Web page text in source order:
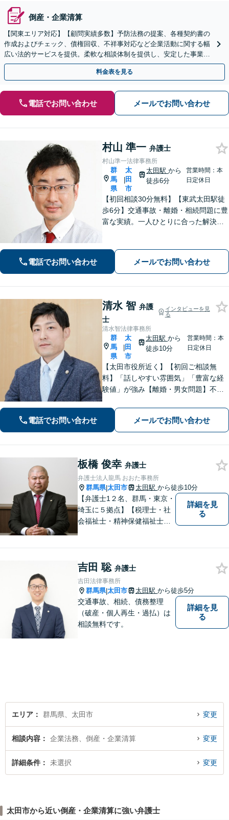
倒産・企業清算
【関東エリア対応】【顧問実績多数】予防法務の提案、各種契約書の
作成およびチェック、債権回収、不祥事対応など企業活動に関する幅
広い法的サービスを提供。柔軟な相談体制を提供し、安定した事業成
長にお力添えします【休日・夜間面談対応】
料金表を見る
電話でお問い合わせ メールでお問い合わせ
村山 準一 弁護士
村山準一法律事務所
群
馬
県
|
太
田
市
太田駅から
徒歩6分
営業時間：本
日定休日
【初回相談30分無料】【東武太田駅徒
歩6分】交通事故・離婚・相続問題に豊
富な実績。一人ひとりに合った解決方
もご相談ください。
電話でお問い合わせ メールでお問い合わせ
清水 智 弁護
士
インタビューを見
る
清水智法律事務所
群
馬
県
|
太
田
市
太田駅 から
徒歩10分
営業時間：本
日定休日
【太田市役所近く】【初回ご相談無
料】「話しやすい雰囲気」「豊富な経
験値」が強み【離婚・男女問題】不
せください【相続遺言】穏便な解決を
心がけています。交通事故、刑事事
件、医療問題などにも対応【休日の対
応可】
電話でお問い合わせ メールでお問い合わせ
板橋 俊幸 弁護士
弁護士法人龍馬 おおた事務所
群馬県|太田市 太田駅 から徒歩10分
【弁護士1２名、群馬・東京・
埼玉に５拠点】【税理士・社
会福祉士・精神保健福祉士が
能】
詳細を見
る
吉田 聡 弁護士
吉田法律事務所
群馬県|太田市 太田駅 から徒歩5分
交通事故、相続、債務整理
（破産・個人再生・過払）は
相談無料です。
詳細を見
る
エリア 群馬県、太田市 変更
相談内容 企業法務、倒産・企業清算 変更
詳細条件 未選択 変更
太田市から近い倒産・企業清算に強い弁護士